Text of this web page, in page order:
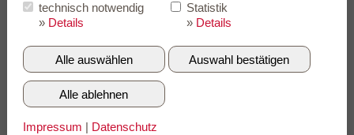
Hörvermögen ist.
Online-Hörtest
Testen Sie völlig unverbindlich und
kostenlos Ihr Hörvermögen.
»mehr
technisch notwendig
» Details
Statistik
» Details
Alle auswählen Auswahl bestätigen
Alle ablehnen
Impressum Datenschutz